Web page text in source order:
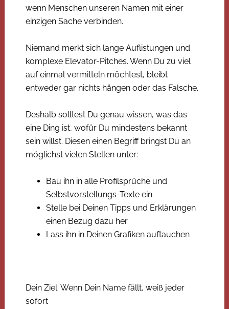
wenn Menschen unseren Namen mit einer
einzigen Sache verbinden.
Niemand merkt sich lange Auflistungen und
komplexe Elevator-Pitches. Wenn Du zu viel
auf einmal vermitteln möchtest, bleibt
entweder gar nichts hängen oder das Falsche.
Deshalb solltest Du genau wissen, was das
eine Ding ist, wofür Du mindestens bekannt
sein willst. Diesen einen Begriff bringst Du an
möglichst vielen Stellen unter:
Bau ihn in alle Profilsprüche und
Selbstvorstellungs-Texte ein
Stelle bei Deinen Tipps und Erklärungen
einen Bezug dazu her
Lass ihn in Deinen Grafiken auftauchen
Dein Ziel: Wenn Dein Name fällt, weiß jeder
sofort